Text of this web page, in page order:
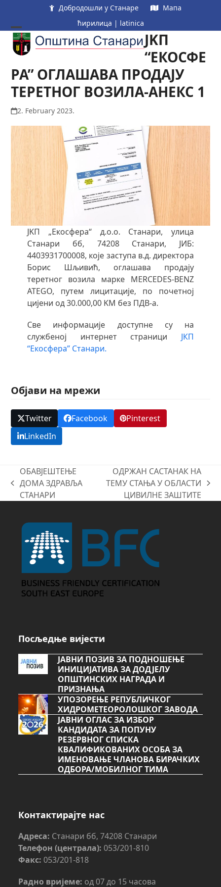
content
Добродошли у Станаре
Мапа
ћирилица | latinica
Open
mobile
menu
Close
mobile
menu
ЈKП
“ЕКОСФЕ
РА” ОГЛАШАВА ПРОДАЈУ
ТЕРЕТНОГ ВОЗИЛА-АНЕКС 1
2. February 2023.
ЈKП „Екосфера“ д.о.о. Станари, улица
Станари бб, 74208 Станари, ЈИБ:
4403931700008, које заступа в.д. директора
Борис Шљивић, оглашава продају
теретног возила марке MERCEDES-BENZ
ATEGO, путем лицитације, по почетној
цијени од 30.000,00 KМ без ПДВ-а.
Све информације доступне су на
службеној интернет страници ЈКП
“Екосфера” Станари.
Објави на мрежи
Twitter Facebook
Pinterest
LinkedIn
previous
post:
ОБАВЈЕШТЕЊЕ
ДОМА ЗДРАВЉА
СТАНАРИ
next
post:
ОДРЖАН САСТАНАК НА
ТЕМУ СТАЊА У ОБЛАСТИ
ЦИВИЛНЕ ЗАШТИТЕ
Посљедње вијести
ЈАВНИ ПОЗИВ ЗА ПОДНОШЕЊЕ
ИНИЦИЈАТИВА ЗА ДОДЈЕЛУ
ОПШТИНСКИХ НАГРАДА И
ПРИЗНАЊА
УПОЗОРЕЊЕ РЕПУБЛИЧКОГ
ХИДРОМЕТЕОРОЛОШКОГ ЗАВОДА
ЈАВНИ ОГЛАС ЗА ИЗБОР
КАНДИДАТА ЗА ПОПУНУ
РЕЗЕРВНОГ СПИСКА
КВАЛИФИКОВАНИХ ОСОБА ЗА
ИМЕНОВАЊЕ ЧЛАНОВА БИРАЧКИХ
ОДБОРА/МОБИЛНОГ ТИМА
Контактирајте нас
Адреса: Станари бб, 74208 Станари
Телефон (централа): 053/201-810
Факс: 053/201-818
Радно вријеме: од 07 до 15 часова